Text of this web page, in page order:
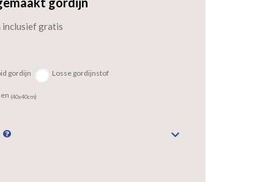
inclusief gratis
gordijn Losse gordijnstof
(40x40cm)